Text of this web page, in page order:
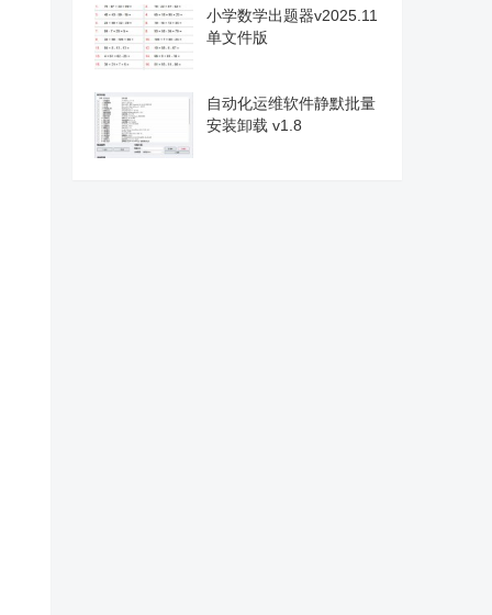
小学数学出题器v2025.11
单文件版
自动化运维软件静默批量
安装卸载 v1.8